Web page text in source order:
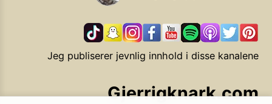
Jeg publiserer jevnlig innhold i disse kanalene
Gjerrigknark.com